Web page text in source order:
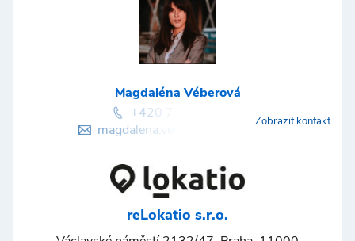
Magdaléna Véberová
+420 736 746 148
magdalena.veberova@lokatio.czZobrazit kontakt
reLokatio s.r.o.